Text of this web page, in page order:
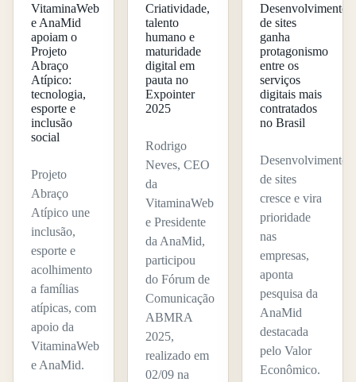
VitaminaWeb
e AnaMid
apoiam o
Projeto
Abraço
Atípico:
tecnologia,
esporte e
inclusão
social
Projeto
Abraço
Atípico une
inclusão,
esporte e
acolhimento
a famílias
atípicas, com
apoio da
VitaminaWeb
e AnaMid.
Criatividade,
talento
humano e
maturidade
digital em
pauta no
Expointer
2025
Rodrigo
Neves, CEO
da
VitaminaWeb
e Presidente
da AnaMid,
participou
do Fórum de
Comunicação
ABMRA
2025,
realizado em
02/09 na
Desenvolvimento
de sites
ganha
protagonismo
entre os
serviços
digitais mais
contratados
no Brasil
Desenvolvimento
de sites
cresce e vira
prioridade
nas
empresas,
aponta
pesquisa da
AnaMid
destacada
pelo Valor
Econômico.